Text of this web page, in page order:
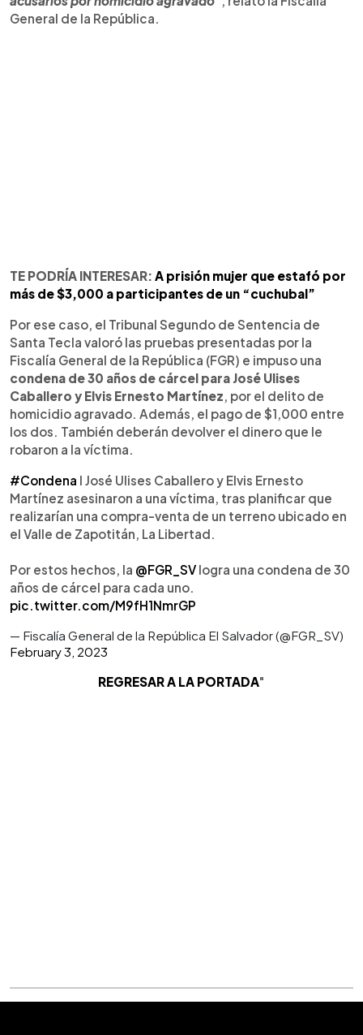
General de la República.
TE PODRÍA INTERESAR: A prisión mujer que estafó por
más de $3,000 a participantes de un “cuchubal”
Por ese caso, el Tribunal Segundo de Sentencia de
Santa Tecla valoró las pruebas presentadas por la
Fiscalía General de la República (FGR) e impuso una
condena de 30 años de cárcel para José Ulises
Caballero y Elvis Ernesto Martínez, por el delito de
homicidio agravado. Además, el pago de $1,000 entre
los dos. También deberán devolver el dinero que le
robaron a la víctima.
#Condena I José Ulises Caballero y Elvis Ernesto
Martínez asesinaron a una víctima, tras planificar que
realizarían una compra-venta de un terreno ubicado en
el Valle de Zapotitán, La Libertad.
Por estos hechos, la @FGR_SV logra una condena de 30
años de cárcel para cada uno.
pic.twitter.com/M9fH1NmrGP
— Fiscalía General de la República El Salvador (@FGR_SV)
February 3, 2023
REGRESAR A LA PORTADA"